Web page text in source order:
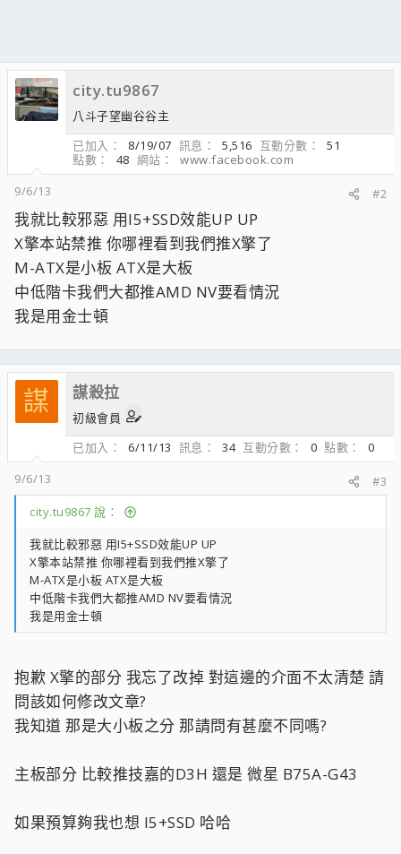
city.tu9867
八斗子望幽谷谷主
已加入
8/19/07 訊息 5,516 互動分數
51
點數
48 網站
www.facebook.com
9/6/13
#2
我就比較邪惡 用I5+SSD效能UP UP
X擎本站禁推 你哪裡看到我們推X擎了
M-ATX是小板 ATX是大板
中低階卡我們大都推AMD NV要看情況
我是用金士頓
謀 謀殺拉
初級會員
已加入
6/11/13 訊息 34 互動分數 0 點數
0
9/6/13
#3
city.tu9867 說：
我就比較邪惡 用I5+SSD效能UP UP
X擎本站禁推 你哪裡看到我們推X擎了
M-ATX是小板 ATX是大板
中低階卡我們大都推AMD NV要看情況
我是用金士頓
抱歉 X擎的部分 我忘了改掉 對這邊的介面不太清楚 請
問該如何修改文章?
我知道 那是大小板之分 那請問有甚麼不同嗎?
主板部分 比較推技嘉的D3H 還是 微星 B75A-G43
如果預算夠我也想 I5+SSD 哈哈